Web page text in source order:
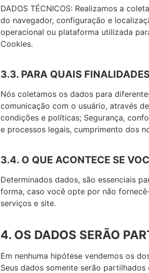
DADOS TÉCNICOS: Realizamos a
do navegador, configuração e
operacional ou plataforma utilizada
Cookies.
3.3. PARA QUAIS
Nós coletamos os dados para
comunicação com o usuário, através
condições e políticas; Segurança,
e processos legais, cumprimento dos
3.4. O QUE ACONTECE SE
Determinados dados, são essenciais
forma, caso você opte por não
serviços e site.
4. OS DADOS SERÃO
Em nenhuma hipótese vendemos os
Seus dados somente serão